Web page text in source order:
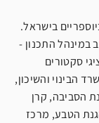
בישראל.
במינהל התכנון -
סקטורים
הבינוי והשיכון,
הסביבה, קרן
הטבע, מרכז